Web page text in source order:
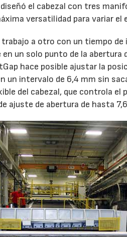
el cabezal con tres
versatilidad para variar el
trabajo a otro con un tiempo
un solo punto de la abertura
hace posible ajustar la
un intervalo de 6,4 mm sin
del cabezal, que controla el
ajuste de abertura de hasta